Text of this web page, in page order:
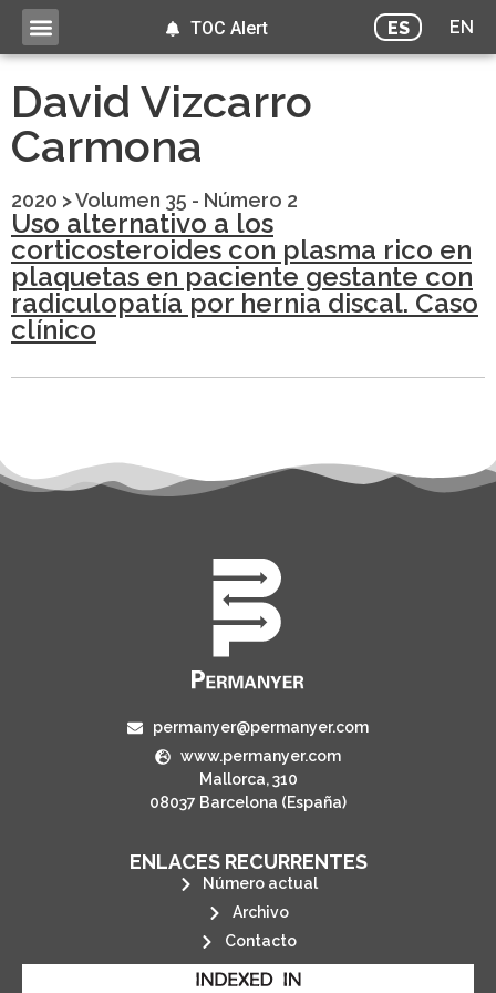
ES EN
TOC Alert
David Vizcarro
Carmona
2020 >Volumen 35 - Número 2
Uso alternativo a los
corticosteroides con plasma rico en
plaquetas en paciente gestante con
radiculopatía por hernia discal. Caso
clínico
permanyer@permanyer.com
www.permanyer.com
Mallorca, 310
08037 Barcelona (España)
ENLACES RECURRENTES
Número actual
Archivo
Contacto